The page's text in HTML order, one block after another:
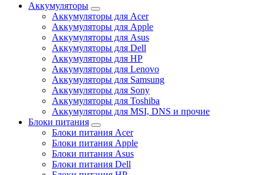
Аккумуляторы
Аккумуляторы для Acer
Аккумуляторы для Apple
Аккумуляторы для Asus
Аккумуляторы для Dell
Аккумуляторы для HP
Аккумуляторы для Lenovo
Аккумуляторы для Samsung
Аккумуляторы для Sony
Аккумуляторы для Toshiba
Аккумуляторы для MSI, DNS и прочие
Блоки питания
Блоки питания Acer
Блоки питания Apple
Блоки питания Asus
Блоки питания Dell